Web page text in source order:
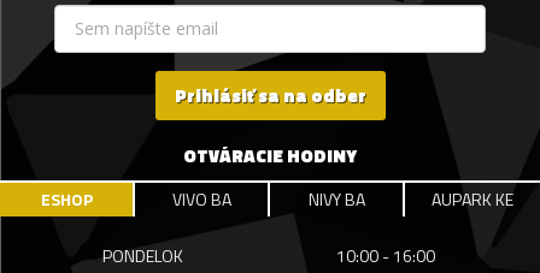
Prihlásiť sa na odber
OTVÁRACIE HODINY
ESHOP VIVO BA NIVY BA AUPARK KE
PONDELOK
10:00 - 16:00